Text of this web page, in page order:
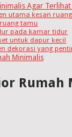
Agar Terlihat
utama kesan
tamu
pada kamar tidur
untuk dapur kecil
dekorasi yang
Minimalis
Rumah